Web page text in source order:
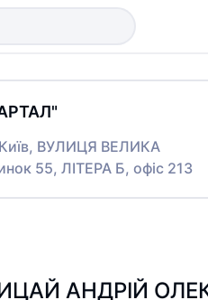
Київ, ВУЛИЦЯ ВЕЛИКА
55, ЛІТЕРА Б, офіс 213
АНДРІЙ